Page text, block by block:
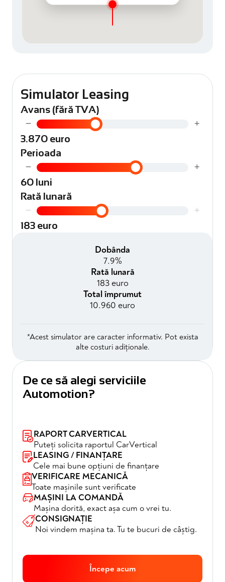
Simulator Leasing
Avans (fără TVA)
− +
3.870 euro
Perioada
− +
60 luni
Rată lunară
− +
183 euro
Dobânda
7.9%
Rată lunară
183 euro
Total împrumut
10.960 euro
*Acest simulator are caracter informativ. Pot exista
alte costuri adiționale.
De ce să alegi serviciile
Automotion?
RAPORT CARVERTICAL
Puteți solicita raportul CarVertical
LEASING / FINANȚARE
Cele mai bune opțiuni de finanțare
VERIFICARE MECANICĂ
Toate mașinile sunt verificate
MAȘINI LA COMANDĂ
Mașina dorită, exact așa cum o vrei tu.
CONSIGNAȚIE
Noi vindem mașina ta. Tu te bucuri de câștig.
Începe acum